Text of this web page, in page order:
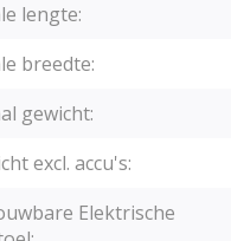
lengte:
breedte:
gewicht:
excl. accu's:
Elektrische